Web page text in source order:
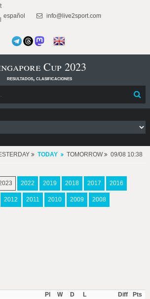
español info@live2sport.com
Cup 2023
resultados, clasificaciones
TODAY TOMORROW 09/08 10:38
2022 2019 2018 2017 2016
2012 2011 2010 2009 2008
Pl
W D L Diff
Pts